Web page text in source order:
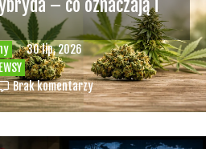
30 lip, 2026
– co oznaczają i
Brak komentarzy